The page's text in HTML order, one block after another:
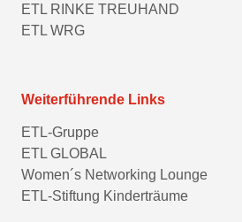
ETL RINKE TREUHAND
ETL WRG
Weiterführende Links
ETL-Gruppe
ETL GLOBAL
Women´s Networking Lounge
ETL-Stiftung Kinderträume